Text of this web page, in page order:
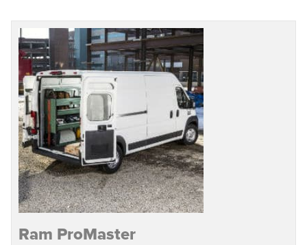
Ram ProMaster